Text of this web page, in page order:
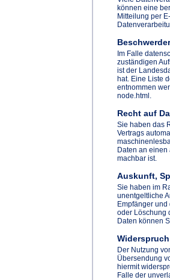
können eine
Mitteilung per
Im Falle
zuständigen
ist der
hat. Eine Liste
entnommen
node.html.
Recht auf
Sie haben das
Vertrags
Daten an einen
machbar ist.
Auskunft,
Sie haben im
unentgeltliche
Empfänger
oder Löschung
Daten können
Der Nutzung
Übersendung
hiermit
Falle der